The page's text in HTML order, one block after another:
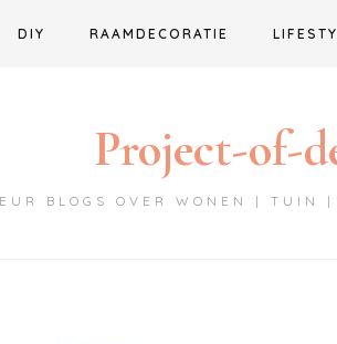
DIY RAAMDECORATIE
Project-of-
BLOGS OVER WONEN | TUIN